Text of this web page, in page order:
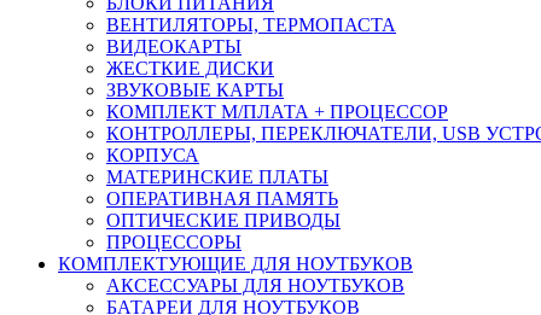
ВЕНТИЛЯТОРЫ, ТЕРМОПАСТА
ВИДЕОКАРТЫ
ЖЕСТКИЕ ДИСКИ
ЗВУКОВЫЕ КАРТЫ
КОМПЛЕКТ М/ПЛАТА + ПРОЦЕССОР
КОНТРОЛЛЕРЫ, ПЕРЕКЛЮЧАТЕЛИ, USB
КОРПУСА
МАТЕРИНСКИЕ ПЛАТЫ
ОПЕРАТИВНАЯ ПАМЯТЬ
ОПТИЧЕСКИЕ ПРИВОДЫ
ПРОЦЕССОРЫ
КОМПЛЕКТУЮЩИЕ ДЛЯ НОУТБУКОВ
АКСЕССУАРЫ ДЛЯ НОУТБУКОВ
БАТАРЕИ ДЛЯ НОУТБУКОВ